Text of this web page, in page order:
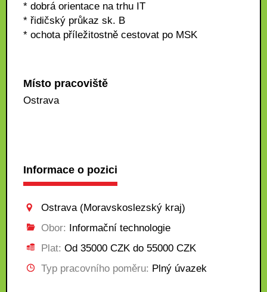
* dobrá orientace na trhu IT
* řidičský průkaz sk. B
* ochota příležitostně cestovat po MSK
Místo pracoviště
Ostrava
Informace o pozici
Ostrava (Moravskoslezský kraj)
Obor: Informační technologie
Plat: Od 35000 CZK do 55000 CZK
Typ pracovního poměru: Plný úvazek